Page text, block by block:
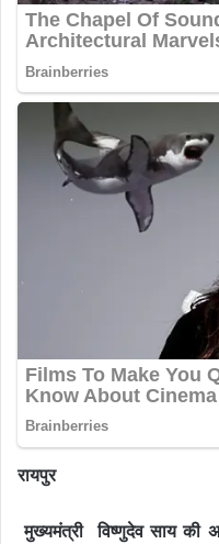
रायपुर
मुख्यमंत्री विष्णुदेव साय की